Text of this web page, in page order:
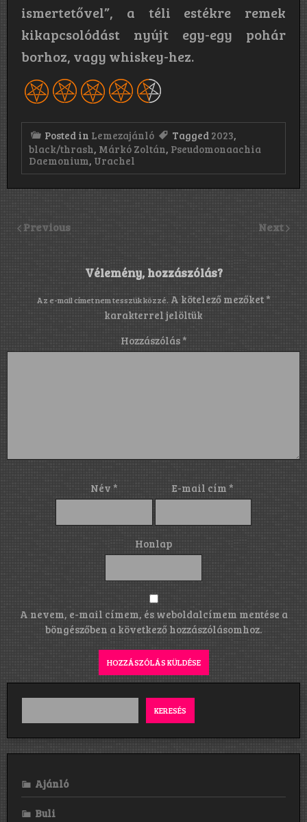
ismertetővel”, a téli estékre remek
kikapcsolódást nyújt egy-egy pohár
borhoz, vagy whiskey-hez.
Posted in Lemezajánló Tagged 2023,
black/thrash, Márkó Zoltán, Pseudomonaachia
Daemonium, Urachel
Previous Next
Vélemény, hozzászólás?
Az e-mail címet nem tesszük közzé. A kötelező mezőket *
karakterrel jelöltük
Hozzászólás*
Név * E-mail cím*
Honlap
A nevem, e-mail címem, és weboldalcímem mentése a
böngészőben a következő hozzászólásomhoz.
KERESÉS
Ajánló
Buli